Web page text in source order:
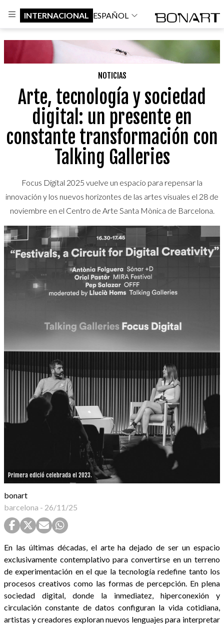
INTERNACIONAL ESPAÑOL
NOTICIAS
Arte, tecnología y sociedad
digital: un presente en
constante transformación con
Talking Galleries
Focus Digital 2025 vuelve un espacio para repensar la
innovación y los nuevos horizontes de las artes visuales el 28 de
noviembre en el Centro de Arte Santa Mònica de Barcelona.
Primera edició celebrada el 2023.
bonart
barcelona - 26/11/25
En las últimas décadas, el arte ha dejado de ser un espacio
exclusivamente contemplativo para convertirse en un terreno
de experimentación en el que la tecnología redefine tanto los
procesos creativos como las formas de percepción. En plena
sociedad digital, donde la inmediatez, hiperconexión y
circulación constante de datos configuran la vida cotidiana,
artistas y creadores exploran nuevos lenguajes para interpretar